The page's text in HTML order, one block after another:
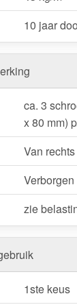
herroepingsrecht
10 jaar
ca. 3
x 80 mm)
Van
Verborgen
zie
1ste keus